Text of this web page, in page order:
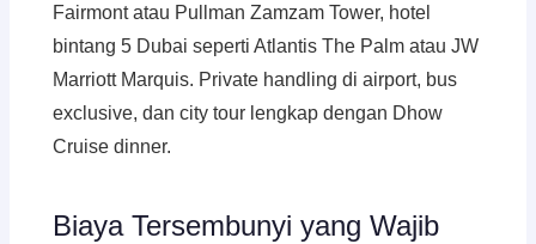
Fairmont atau Pullman Zamzam Tower, hotel
bintang 5 Dubai seperti Atlantis The Palm atau JW
Marriott Marquis. Private handling di airport, bus
exclusive, dan city tour lengkap dengan Dhow
Cruise dinner.
Biaya Tersembunyi yang Wajib